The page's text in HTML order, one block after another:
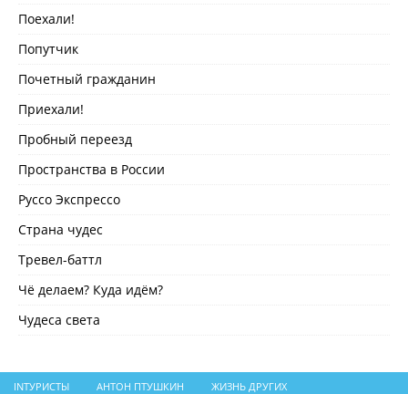
Поехали!
Попутчик
Почетный гражданин
Приехали!
Пробный переезд
Пространства в России
Руссо Экспрессо
Страна чудес
Тревел-баттл
Чё делаем? Куда идём?
Чудеса света
INТУРИСТЫ АНТОН ПТУШКИН ЖИЗНЬ ДРУГИХ